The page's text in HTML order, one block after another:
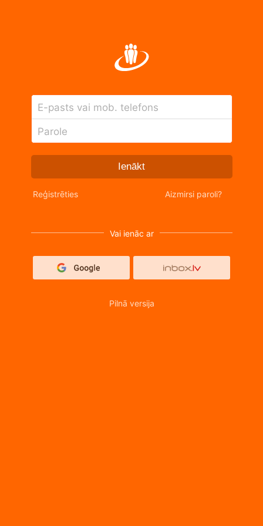
E-pasts vai mob. telefons
Parole
Ienākt
Reģistrēties Aizmirsi paroli?
Vai ienāc ar
Pilnā versija